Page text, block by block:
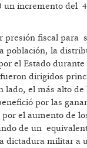
un incremento del
presión fiscal para
población, la
el Estado
dirigidos
lado, el más alto
por las
el aumento de
de un
dictadura militar a